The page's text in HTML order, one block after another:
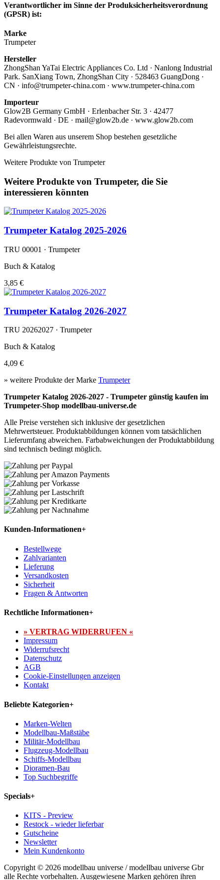
Verantwortlicher im Sinne der Produksicherheitsverordnung
(GPSR) ist:
Marke
Trumpeter
Hersteller
ZhongShan YaTai Electric Appliances Co. Ltd · Nanlong Industrial
Park. SanXiang Town, ZhongShan City · 528463 GuangDong ·
CN · info@trumpeter-china.com · www.trumpeter-china.com
Importeur
Glow2B Germany GmbH · Erlenbacher Str. 3 · 42477
Radevormwald · DE · mail@glow2b.de · www.glow2b.com
Bei allen Waren aus unserem Shop bestehen gesetzliche
Gewährleistungsrechte.
Weitere Produkte von Trumpeter
Weitere Produkte von Trumpeter, die Sie
interessieren könnten
Trumpeter Katalog 2025-2026
TRU 00001 · Trumpeter
Buch & Katalog
3,85 €
Trumpeter Katalog 2026-2027
TRU 20262027 · Trumpeter
Buch & Katalog
4,09 €
» weitere Produkte der Marke Trumpeter
Trumpeter Katalog 2026-2027 - Trumpeter günstig kaufen im
Trumpeter-Shop modellbau-universe.de
Alle Preise verstehen sich inklusive der gesetzlichen
Mehrwertsteuer. Produktabbildungen können vom tatsächlichen
Lieferumfang abweichen. Farbabweichungen der Produktabbildung
sind technisch bedingt möglich.
Kunden-Informationen+
Bestellwege
Zahlvarianten
Lieferung
Versandkosten
Sicherheit
Fragen & Antworten
Rechtliche Informationen+
» VERTRAG WIDERRUFEN «
Impressum
Widerrufsrecht
Datenschutz
AGB
Cookie-Einstellungen anzeigen
Kontakt
Beliebte Kategorien+
Marken-Welten
Modellbau-Maßstäbe
Militär-Modellbau
Flugzeug-Modellbau
Schiffs-Modellbau
Dioramen-Bau
Top Suchbegriffe
Specials+
KITS - Preview
Restock - wieder lieferbar
Gutscheine
Newsletter
Mein Kundenkonto
Copyright © 2026 modellbau universe / modellbau universe Gbr
alle Rechte vorbehalten. Ausgewiesene Marken gehören ihren